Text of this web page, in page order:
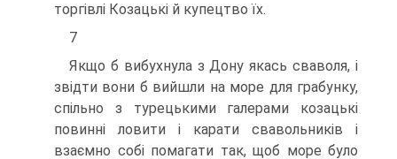
торгівлі Козацькі й купецтво їх.
7
Якщо б вибухнула з Дону якась сваволя, і
звідти вони б вийшли на море для грабунку,
спільно з турецькими галерами козацькі
повинні ловити і карати свавольників і
взаємно собі помагати так, щоб море було